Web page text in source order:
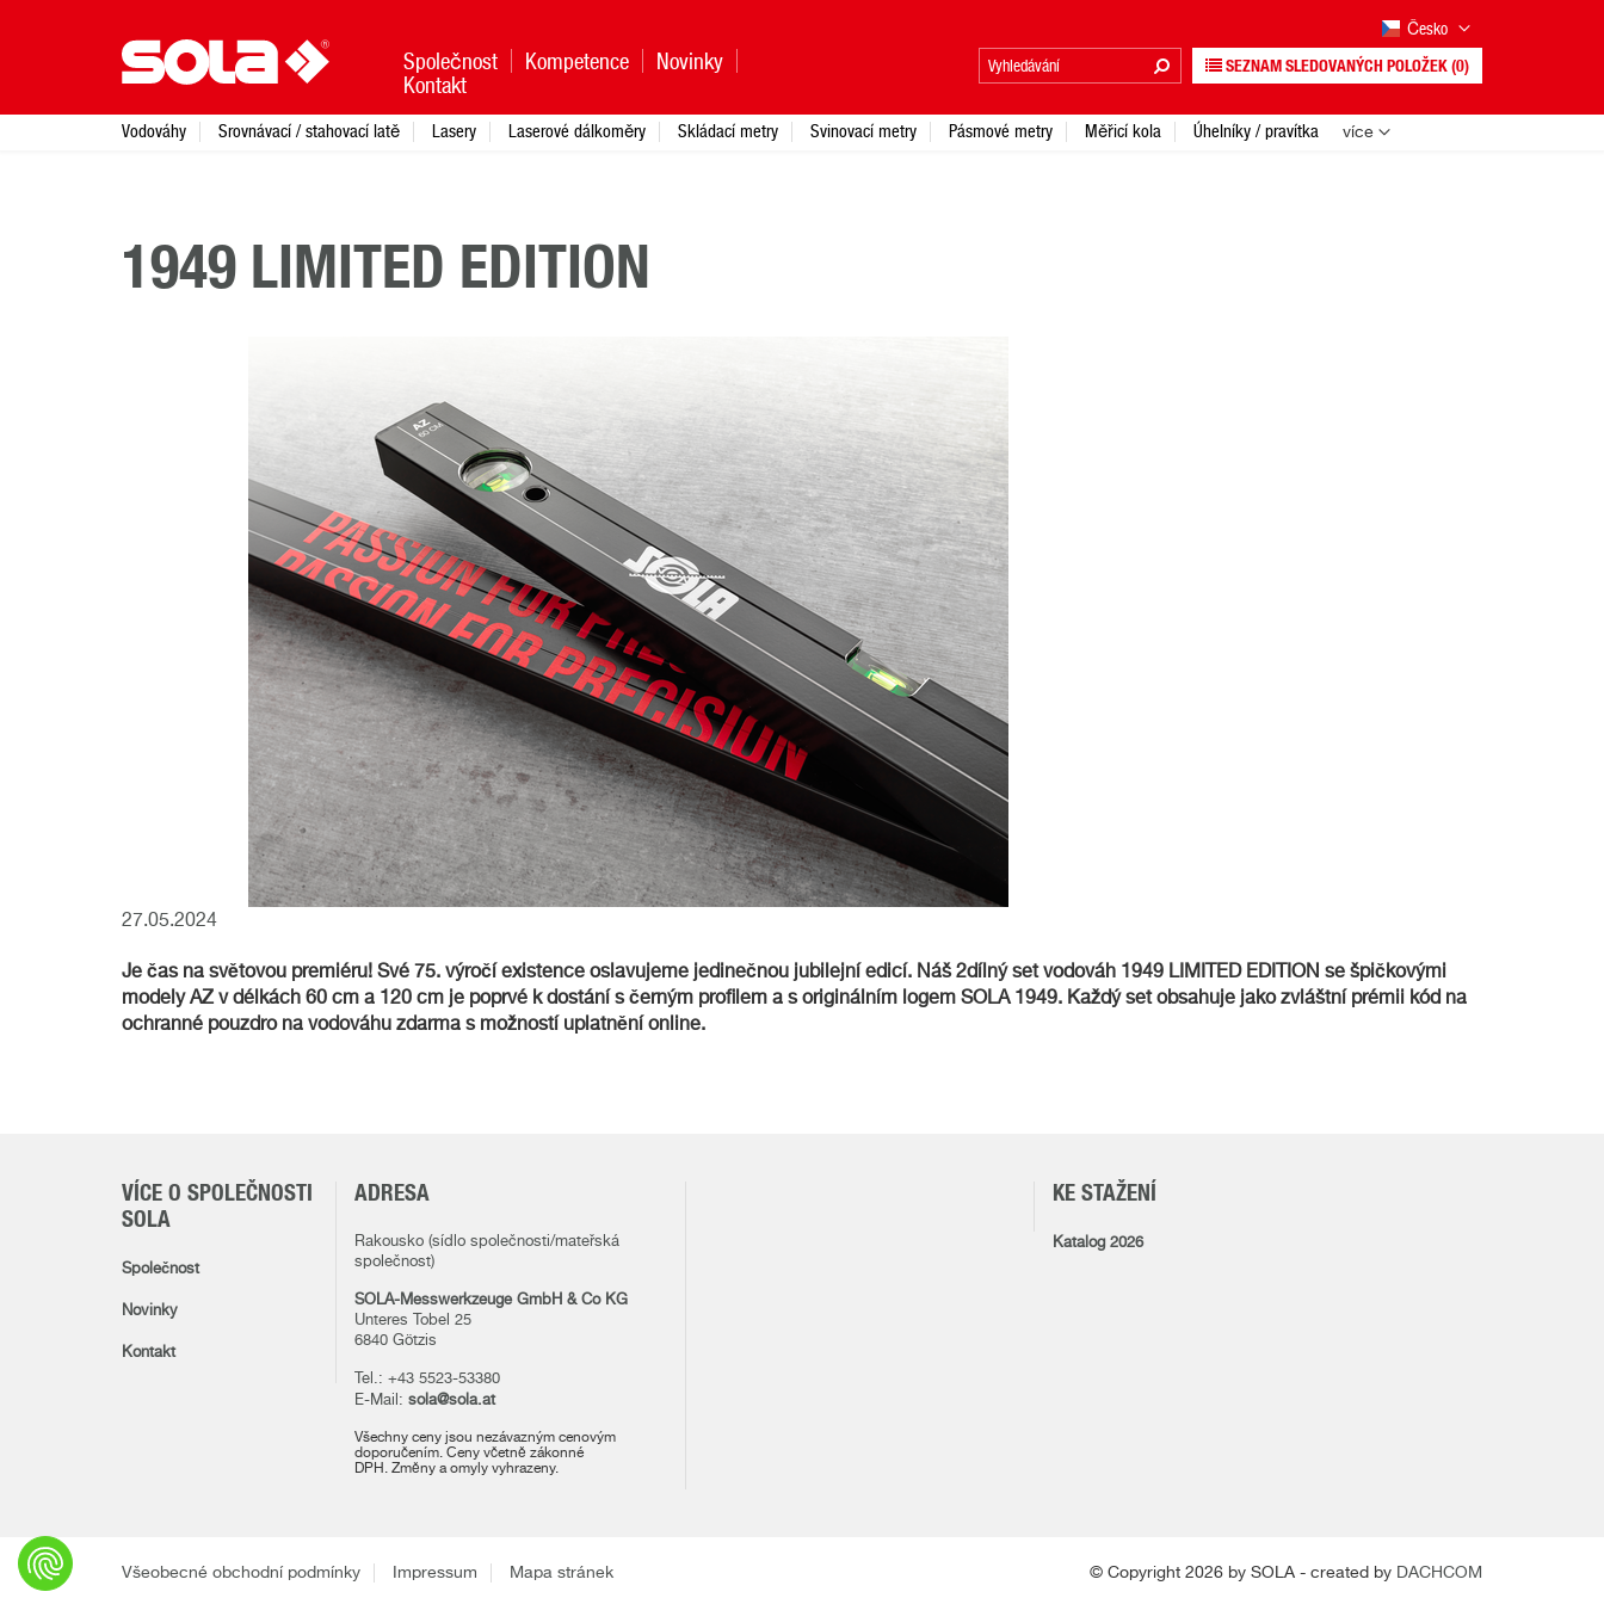
1949 LIMITED EDITION
27.05.2024
Je čas na světovou premiéru! Své 75. výročí existence oslavujeme jedinečnou jubilejní edicí. Náš 2dílný set vodováh 1949 LIMITED EDITION se špičkovými
modely AZ v délkách 60 cm a 120 cm je poprvé k dostání s černým profilem a s originálním logem SOLA 1949. Každý set obsahuje jako zvláštní prémii kód na
ochranné pouzdro na vodováhu zdarma s možností uplatnění online.
VÍCE O SPOLEČNOSTI
SOLA
Společnost
Novinky
Kontakt
ADRESA
Rakousko (sídlo společnosti/mateřská
společnost)
SOLA-Messwerkzeuge GmbH & Co KG
Unteres Tobel 25
6840 Götzis
Tel.: +43 5523-53380
E-Mail: sola@sola.at
Všechny ceny jsou nezávazným cenovým
doporučením. Ceny včetně zákonné
DPH. Změny a omyly vyhrazeny.
KE STAŽENÍ
Katalog 2026
Všeobecné obchodní podmínky Impressum Mapa stránek © Copyright 2026 by SOLA - created by DACHCOM
Společnost Kompetence
Novinky
Kontakt
Česko
SEZNAM SLEDOVANÝCH POLOŽEK (0)
Vodováhy Srovnávací / stahovací latě Lasery Laserové dálkoměry Skládací metry Svinovací metry Pásmové metry Měřicí kola Úhelníky / pravítka více